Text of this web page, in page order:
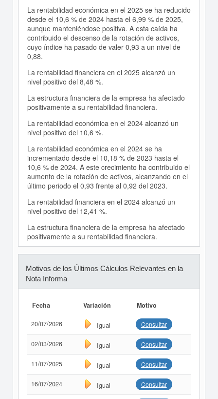
La rentabilidad económica en el 2025 se ha reducido
desde el 10,6 % de 2024 hasta el 6,99 % de 2025,
aunque manteniéndose positiva. A esta caída ha
contribuido el descenso de la rotación de activos,
cuyo índice ha pasado de valer 0,93 a un nivel de
0,88.
La rentabilidad financiera en el 2025 alcanzó un
nivel positivo del 8,48 %.
La estructura financiera de la empresa ha afectado
positivamente a su rentabilidad financiera.
La rentabilidad económica en el 2024 alcanzó un
nivel positivo del 10,6 %.
La rentabilidad económica en el 2024 se ha
incrementado desde el 10,18 % de 2023 hasta el
10,6 % de 2024. A este crecimiento ha contribuido el
aumento de la rotación de activos, alcanzando en el
último periodo el 0,93 frente al 0,92 del 2023.
La rentabilidad financiera en el 2024 alcanzó un
nivel positivo del 12,41 %.
La estructura financiera de la empresa ha afectado
positivamente a su rentabilidad financiera.
Motivos de los Últimos Cálculos Relevantes en la
Nota Informa
Fecha Variación Motivo
20/07/2026 Igual Consultar
02/03/2026 Igual Consultar
11/07/2025 Igual Consultar
16/07/2024 Igual Consultar